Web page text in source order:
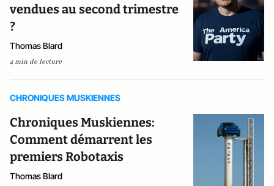
vendues au second trimestre
?
Thomas Blard
4 min de lecture
CHRONIQUES MUSKIENNES
Chroniques Muskiennes:
Comment démarrent les
premiers Robotaxis
Thomas Blard